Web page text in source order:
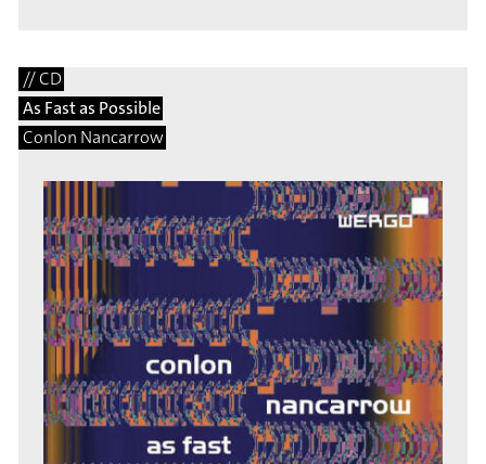
// CD
As Fast as Possible
Conlon Nancarrow